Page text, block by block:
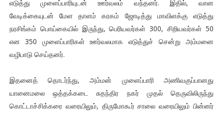
எடுத்து முளைப்பாரியுடன் ஊர்வலம் வந்தனர். இதில், வான
வேடிக்கையுடன் மேள தாளம் கரகம் ஜோடித்து மாவிளக்கு எடுத்து
நரசிங்கம் பொய்கையில் இருந்து, பெரியவர்கள் 300, சிறியவர்கள் 50
என 350 முளைப்பாரிகள் ஊர்வலமாக எடுத்துச் சென்று அம்மனை
வழிபாடு செய்தனர்.
இதனைத் தொடர்ந்து, அம்மன் முளைப்பாரி அணிவகுப்பானது
யானைமலை ஒத்தக்கடை சுதந்திர நகர் முதல் தெருவிலிருந்து
கொட்டாச்சிக்கரை வரையிலும், திருமோகூர் சாலை வரையிலும் பின்னர்